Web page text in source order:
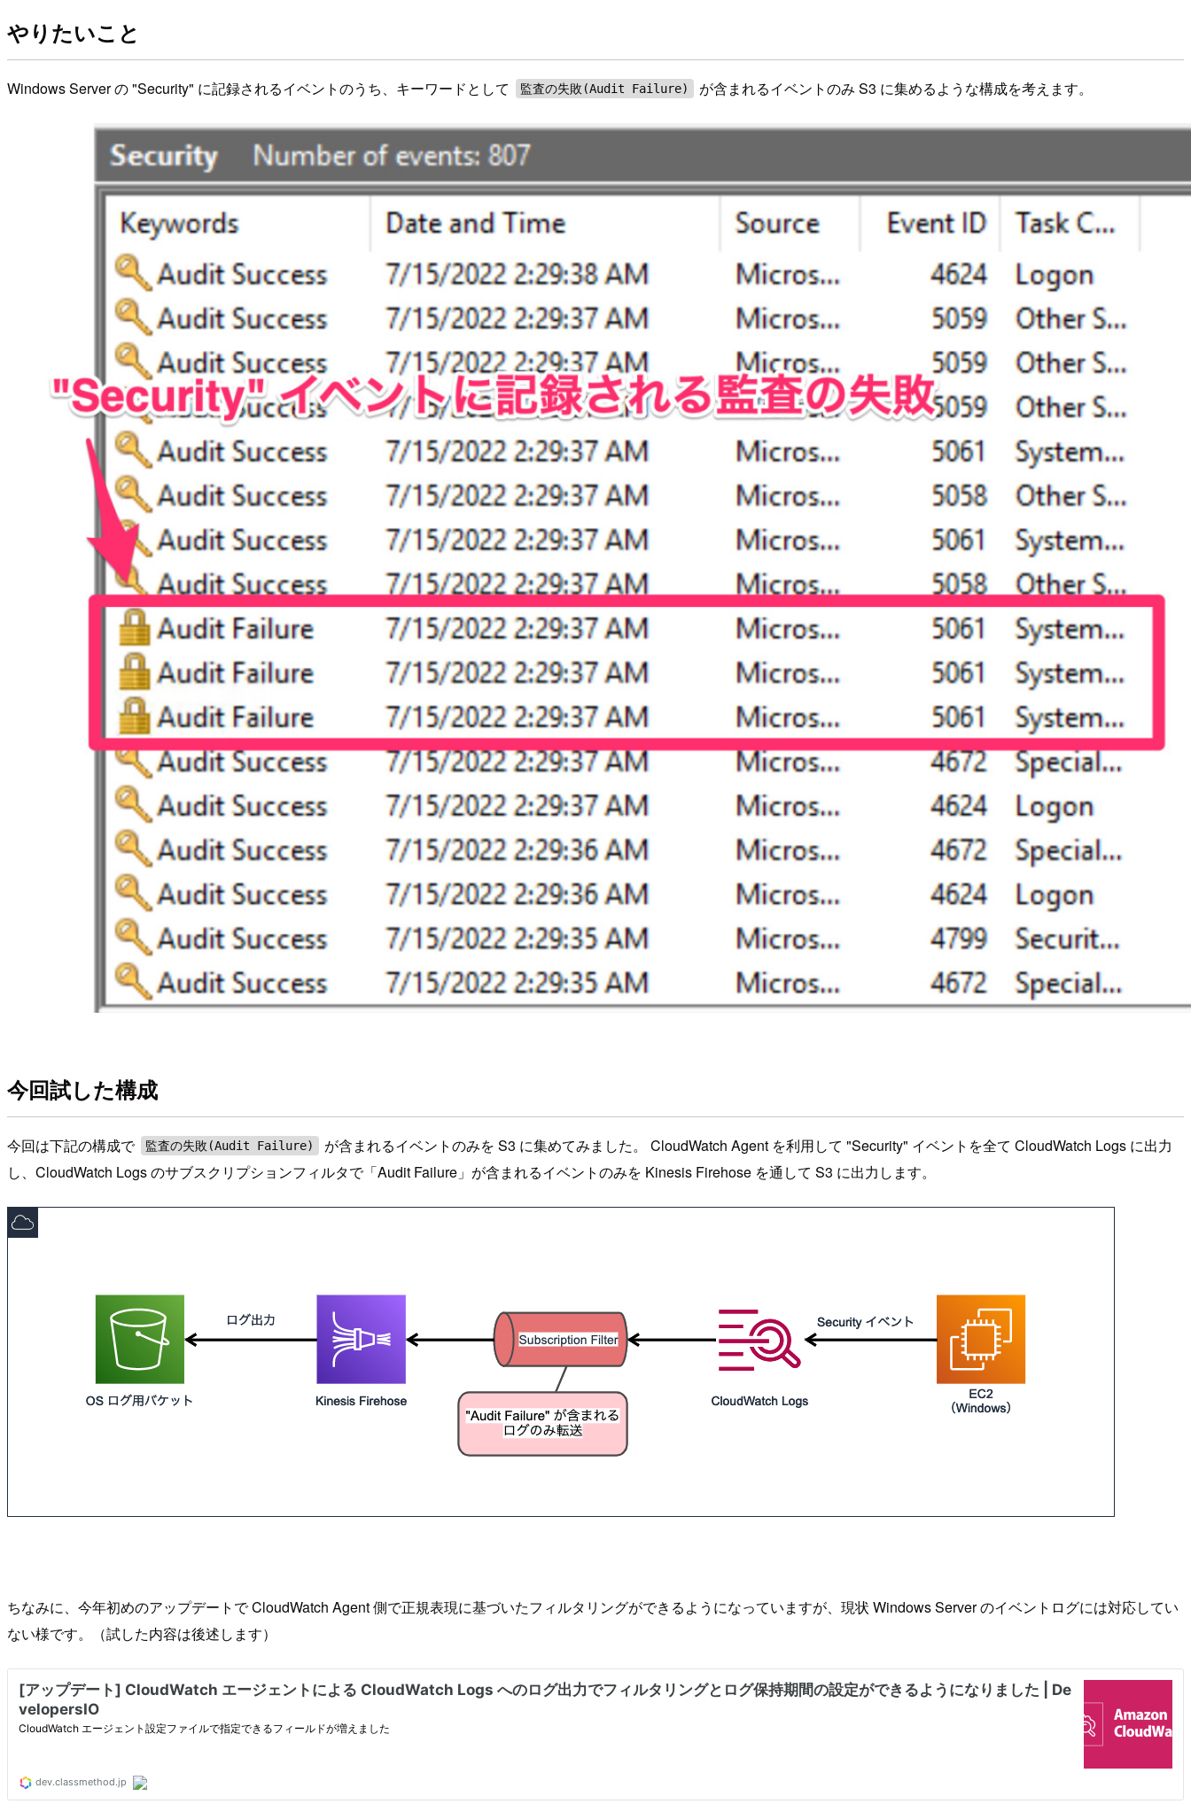
やりたいこと
Windows Server の "Security" に記録されるイベントのうち、キーワードとして 監査の失敗(Audit Failure) が含まれるイベントのみ S3 に集めるような構成を考えます。
今回試した構成
今回は下記の構成で 監査の失敗(Audit Failure)
が含まれるイベントのみを S3 に集めてみました。 CloudWatch Agent を利用して "Security" イベントを全て CloudWatch Logs に出力
し、CloudWatch Logs のサブスクリプションフィルタで「Audit Failure」が含まれるイベントのみを Kinesis Firehose を通して S3 に出力します。
ちなみに、今年初めのアップデートで CloudWatch Agent 側で正規表現に基づいたフィルタリングができるようになっていますが、現状 Windows Server のイベントログには対応してい
ない様です。（試した内容は後述します）